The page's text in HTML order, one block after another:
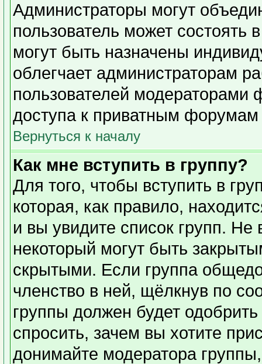
Администраторы могут
пользователь может состоять
могут быть назначены
облегчает администраторам
пользователей
доступа к приватным форумам
Вернуться к началу
Как мне вступить в группу?
Для того, чтобы вступить в
которая, как правило,
и вы увидите список групп. Не
некоторый могут быть
скрытыми. Если группа
членство в ней, щёлкнув по
группы должен будет
спросить, зачем вы хотите
донимайте модератора